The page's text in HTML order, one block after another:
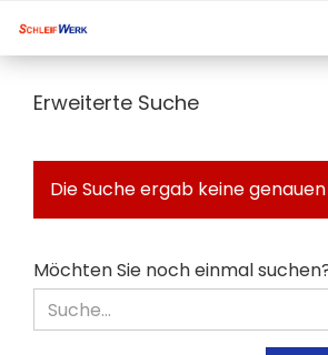
Erweiterte Suche
Die Suche ergab keine
MÖCHTEN
SIE
NOCH
Möchten Sie noch einmal